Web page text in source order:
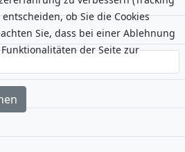
ob Sie die Cookies
Sie, dass bei einer Ablehnung
der Seite zur